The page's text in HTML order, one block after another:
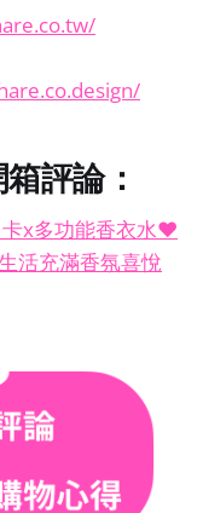
評論：
卡x多功能香衣水❤
活充滿香氛喜悅